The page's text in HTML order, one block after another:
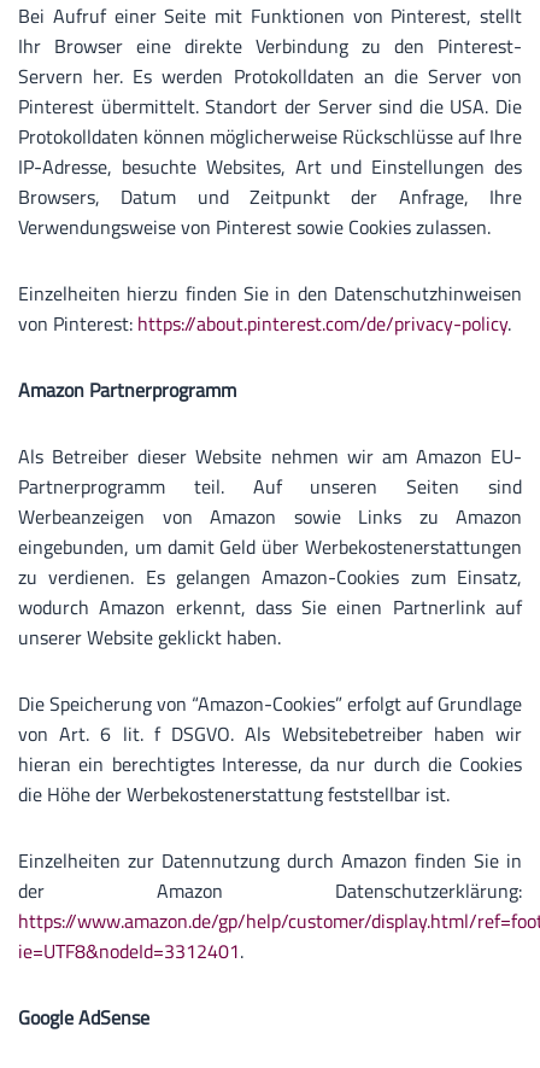
Bei Aufruf einer Seite mit Funktionen von Pinterest, stellt
Ihr Browser eine direkte Verbindung zu den Pinterest-
Servern her. Es werden Protokolldaten an die Server von
Pinterest übermittelt. Standort der Server sind die USA. Die
Protokolldaten können möglicherweise Rückschlüsse auf Ihre
IP-Adresse, besuchte Websites, Art und Einstellungen des
Browsers, Datum und Zeitpunkt der Anfrage, Ihre
Verwendungsweise von Pinterest sowie Cookies zulassen.
Einzelheiten hierzu finden Sie in den Datenschutzhinweisen
von Pinterest: https://about.pinterest.com/de/privacy-policy.
Amazon Partnerprogramm
Als Betreiber dieser Website nehmen wir am Amazon EU-
Partnerprogramm teil. Auf unseren Seiten sind
Werbeanzeigen von Amazon sowie Links zu Amazon
eingebunden, um damit Geld über Werbekostenerstattungen
zu verdienen. Es gelangen Amazon-Cookies zum Einsatz,
wodurch Amazon erkennt, dass Sie einen Partnerlink auf
unserer Website geklickt haben.
Die Speicherung von “Amazon-Cookies” erfolgt auf Grundlage
von Art. 6 lit. f DSGVO. Als Websitebetreiber haben wir
hieran ein berechtigtes Interesse, da nur durch die Cookies
die Höhe der Werbekostenerstattung feststellbar ist.
Einzelheiten zur Datennutzung durch Amazon finden Sie in
der Amazon Datenschutzerklärung:
https://www.amazon.de/gp/help/customer/display.html/
ie=UTF8&nodeId=3312401.
Google AdSense